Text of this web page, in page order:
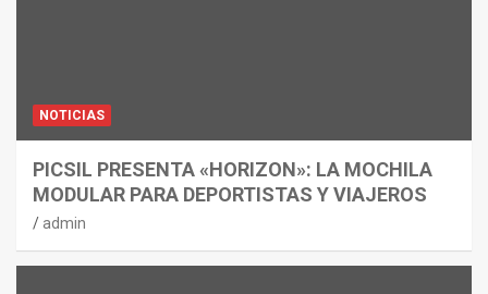
NOTICIAS
PICSIL PRESENTA «HORIZON»: LA MOCHILA
MODULAR PARA DEPORTISTAS Y VIAJEROS
admin